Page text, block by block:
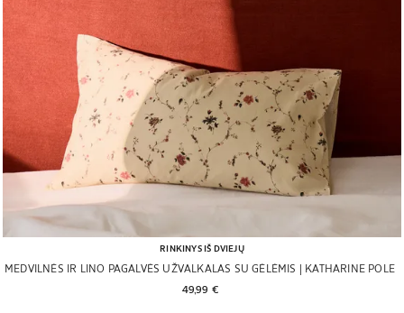
RINKINYS IŠ DVIEJŲ
MEDVILNĖS IR LINO PAGALVĖS UŽVALKALAS SU GĖLĖMIS | KATHARINE POLE
49,99 €